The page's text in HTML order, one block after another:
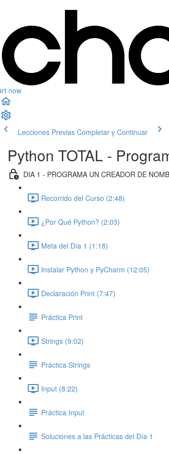
now
Lecciones Previas Completar y Continuar
Python TOTAL -
DIA 1 - PROGRAMA UN CREADOR DE
Recorrido del Curso (2:48)
¿Por Qué Python? (2:03)
Meta del Día 1 (1:18)
Instalar Python y PyCharm (12:05)
Declaración Print (7:47)
Práctica Print
Strings (9:02)
Práctica Strings
Input (8:22)
Práctica Input
Soluciones a las Prácticas del Día 1